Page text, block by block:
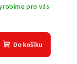
pro vás
Do košíku